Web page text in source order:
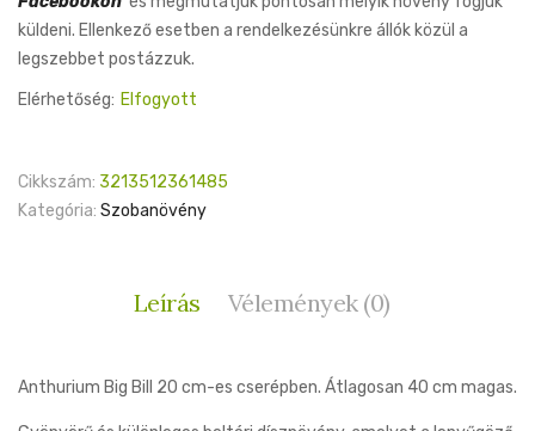
küldeni. Ellenkező esetben a rendelkezésünkre állók közül a
legszebbet postázzuk.
Elérhetőség: Elfogyott
Cikkszám: 3213512361485
Kategória: Szobanövény
Leírás Vélemények (0)
Anthurium Big Bill 20 cm-es cserépben. Átlagosan 40 cm magas.